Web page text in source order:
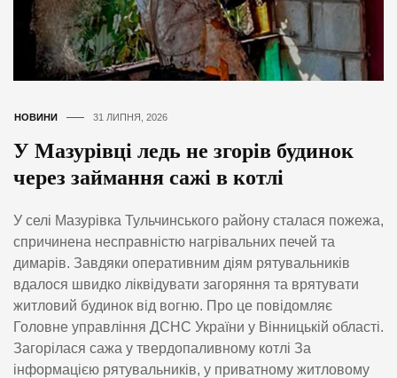
НОВИНИ 31 ЛИПНЯ, 2026
У Мазурівці ледь не згорів будинок
через займання сажі в котлі
У селі Мазурівка Тульчинського району сталася пожежа,
спричинена несправністю нагрівальних печей та
димарів. Завдяки оперативним діям рятувальників
вдалося швидко ліквідувати загоряння та врятувати
житловий будинок від вогню. Про це повідомляє
Головне управління ДСНС України у Вінницькій області.
Загорілася сажа у твердопаливному котлі За
інформацією рятувальників, у приватному житловому